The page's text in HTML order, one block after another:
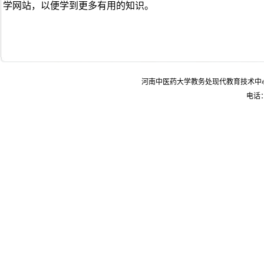
学网站，以便学到更多有用的知识。
河南中医药大学教务处现代教育技术
电话